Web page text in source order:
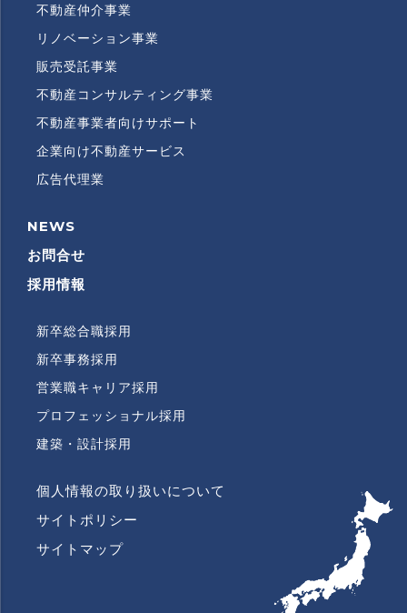
不動産仲介事業
リノベーション事業
販売受託事業
不動産コンサルティング事業
不動産事業者向けサポート
企業向け不動産サービス
広告代理業
RECRUITMENT
NEWS
お問合せ
採用情報
RECRUITMENT
SUBMENU
新卒総合職採用
新卒事務採用
営業職キャリア採用
プロフェッショナル採用
建築・設計採用
FOOTER
COLUMN
個人情報の取り扱いについて
サイトポリシー
サイトマップ